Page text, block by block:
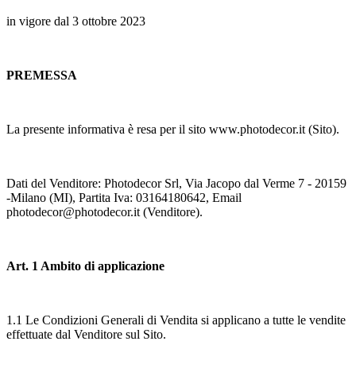
in vigore dal 3 ottobre 2023
PREMESSA
La presente informativa è resa per il sito www.photodecor.it (Sito).
Dati del Venditore: Photodecor Srl, Via Jacopo dal Verme 7 - 20159
-Milano (MI), Partita Iva: 03164180642, Email
photodecor@photodecor.it (Venditore).
Art. 1 Ambito di applicazione
1.1 Le Condizioni Generali di Vendita si applicano a tutte le vendite
effettuate dal Venditore sul Sito.